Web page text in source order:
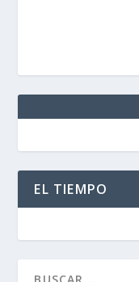
EL TIEMPO